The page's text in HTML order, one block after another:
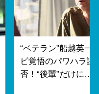
“ベテラン”船越英一
ビ覚悟のパワハラ謝
否！“後輩”だけに…